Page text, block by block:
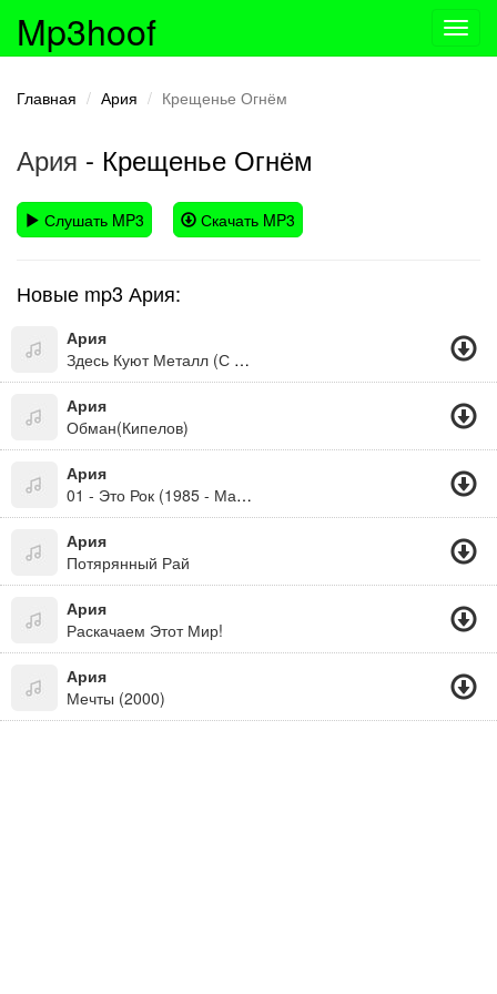
Mp3hoof
Главная Ария Крещенье Огнём
Ария - Крещенье Огнём
Слушать MP3 Скачать MP3
Новые mp3 Ария:
Ария
Здесь Куют Металл (С Кем Ты)
Ария
Обман(Кипелов)
Ария
01 - Это Рок (1985 - Мания Величия)
Ария
Потярянный Рай
Ария
Раскачаем Этот Мир!
Ария
Мечты (2000)